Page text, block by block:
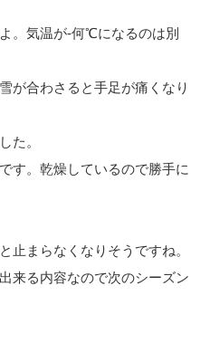
。気温が-何℃になるのは別
が合わさると手足が痛くなり
た。
す。乾燥しているので勝手に
止まらなくなりそうですね。
来る内容なので次のシーズン